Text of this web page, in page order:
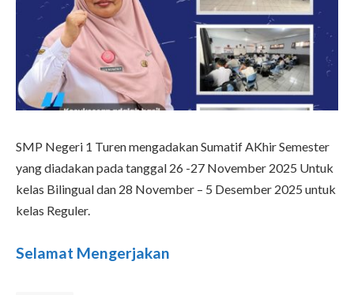
SMP Negeri 1 Turen mengadakan Sumatif AKhir Semester
yang diadakan pada tanggal 26 -27 November 2025 Untuk
kelas Bilingual dan 28 November – 5 Desember 2025 untuk
kelas Reguler.
Selamat Mengerjakan